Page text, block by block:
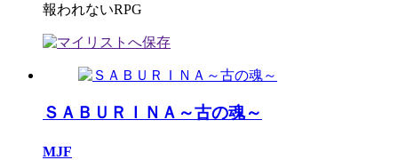
報われないRPG
ＳＡＢＵＲＩＮＡ～古の魂～
MJF